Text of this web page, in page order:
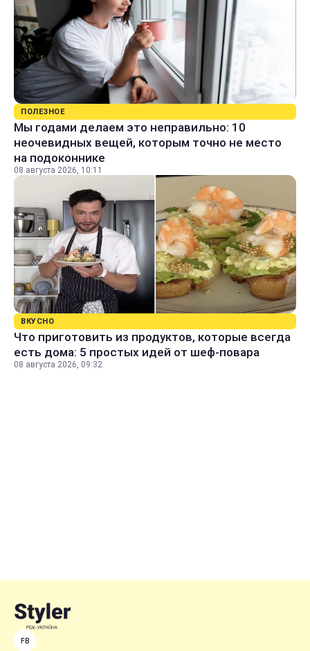
ПОЛЕЗНОЕ
Мы годами делаем это неправильно: 10
неочевидных вещей, которым точно не место
на подоконнике
08 августа 2026, 10:11
ВКУСНО
Что приготовить из продуктов, которые всегда
есть дома: 5 простых идей от шеф-повара
08 августа 2026, 09:32
FB